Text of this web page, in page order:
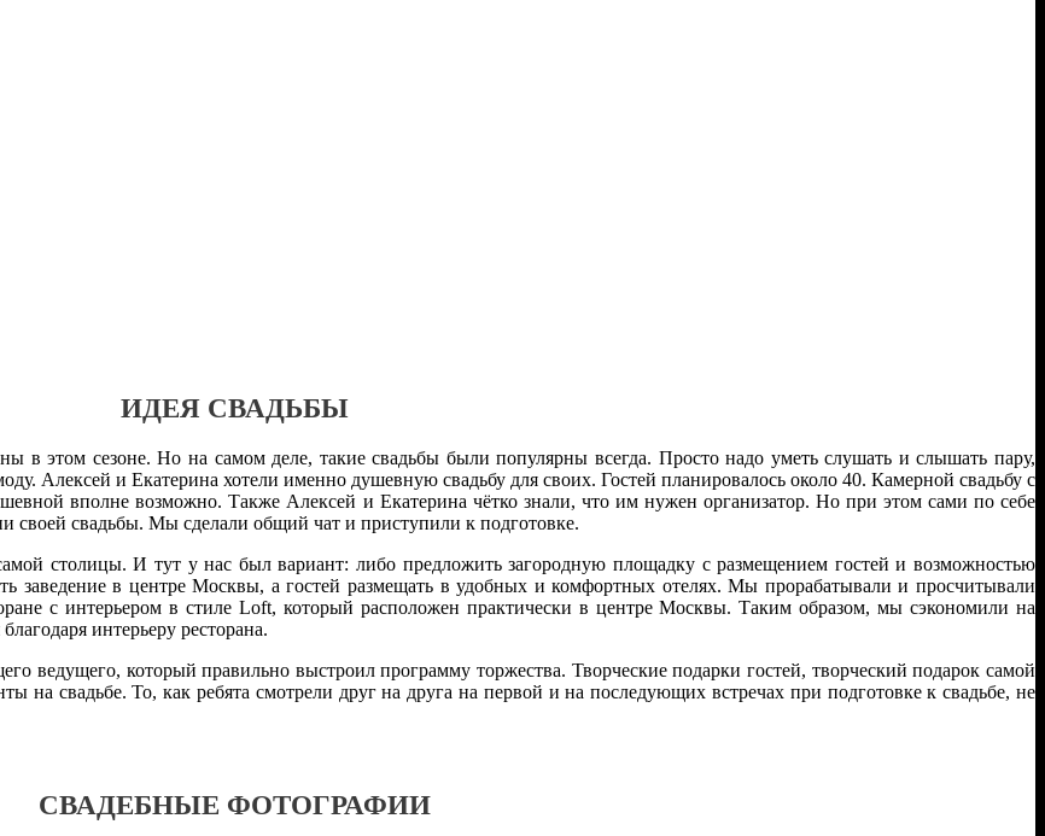
ИДЕЯ СВАДЬБЫ
в этом сезоне. Но на самом деле, такие свадьбы были популярны всегда. Просто надо уметь слушать и слышать пару,
Алексей и Екатерина хотели именно душевную свадьбу для своих. Гостей планировалось около 40. Камерной свадьбу с
вполне возможно. Также Алексей и Екатерина чётко знали, что им нужен организатор. Но при этом сами по себе
своей свадьбы. Мы сделали общий чат и приступили к подготовке.
столицы. И тут у нас был вариант: либо предложить загородную площадку с размещением гостей и возможностью
заведение в центре Москвы, а гостей размещать в удобных и комфортных отелях. Мы прорабатывали и просчитывали
с интерьером в стиле Loft, который расположен практически в центре Москвы. Таким образом, мы сэкономили на
интерьеру ресторана.
ведущего, который правильно выстроил программу торжества. Творческие подарки гостей, творческий подарок самой
свадьбе. То, как ребята смотрели друг на друга на первой и на последующих встречах при подготовке к свадьбе, не
СВАДЕБНЫЕ ФОТОГРАФИИ